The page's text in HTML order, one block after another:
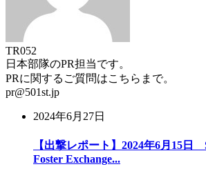
TR052
日本部隊のPR担当です。
PRに関するご質問はこちらまで。
pr@501st.jp
2024年6月27日
【出撃レポート】2024年6月15日
Foster Exchange...